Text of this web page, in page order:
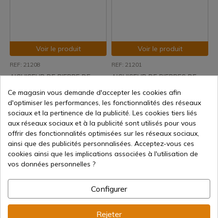
Voir le produit
REF: 21208
AIGUISEUR DE PIERRE DE
Expédition sous 7 à 15 jours
33,13 €
Voir le produit
REF: 21201
AIGUISEUR DE PIERRES DE
Expédition sous 7 à 15 jours
45,46 €
Voir le produit Voir le produit
Ce magasin vous demande d'accepter les cookies afin
d'optimiser les performances, les fonctionnalités des réseaux
sociaux et la pertinence de la publicité. Les cookies tiers liés
aux réseaux sociaux et à la publicité sont utilisés pour vous
offrir des fonctionnalités optimisées sur les réseaux sociaux,
ainsi que des publicités personnalisées. Acceptez-vous ces
cookies ainsi que les implications associées à l'utilisation de
vos données personnelles ?
Configurer
Rejeter